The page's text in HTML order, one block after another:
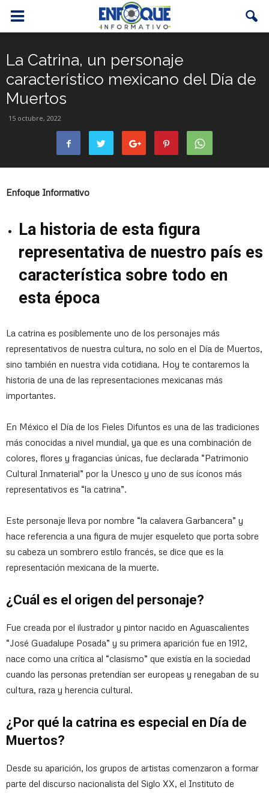
La Catrina, un personaje
característico mexicano del Día de
Muertos
15 octubre, 2022
Enfoque Informativo
La historia de esta figura
representativa de nuestro país es
característica sobre todo en
esta época
La catrina es posiblemente uno de los personajes más
representativos de nuestra cultura, no solo en el Día de Muertos,
sino también en nuestra vida cotidiana. Hoy te contaremos la
historia de una de las representaciones mexicanas más
importantes.
En México el Día de los Fieles Difuntos es una de las tradiciones
más conocidas a nivel mundial, ya que es una combinación de
colores, flores y fragancias únicas, fue declarada “Patrimonio
Cultural Inmaterial” por la Unesco y uno de sus íconos más
representativos es “la catrina”.
Este personaje lleva por nombre “la calavera Garbancera” y
hace referencia a una figura de mujer esqueleto que porta sobre
su cabeza un sombrero estilo francés, se dice que es la
representación mexicana de la muerte.
¿Cuál es el origen del personaje?
Fue creada por el ilustrador y pintor nacido en Aguascalientes
“José Guadalupe Posada” y su primera aparición fue en 1912,
nace como una crítica al “clasismo” que existía en la sociedad
cuando las personas pretendían ser europeas y renegaban de su
cultura, raza y herencia cultural.
¿Por qué la catrina es especial en Día de
Muertos?
Desde su aparición, los grupos de artistas comenzaron a formar
parte del discurso nacionalista del Siglo XX, el Instituto de